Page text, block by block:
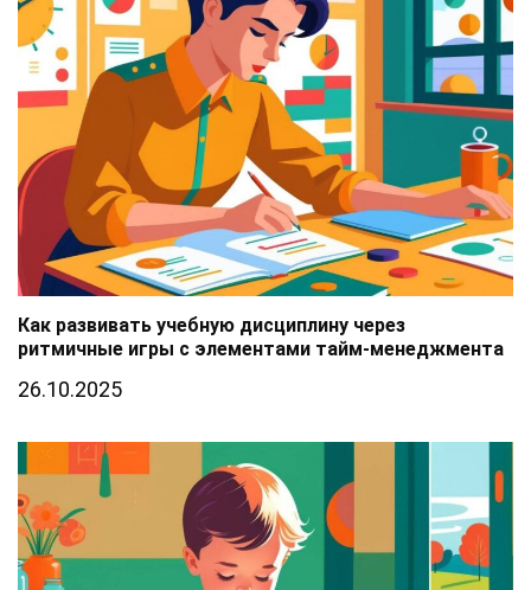
Как развивать учебную дисциплину через
ритмичные игры с элементами тайм-менеджмента
26.10.2025